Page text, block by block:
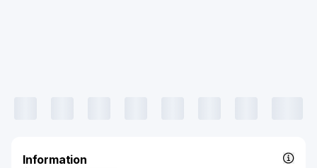
Information